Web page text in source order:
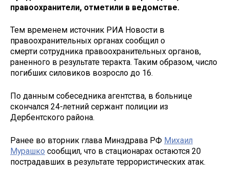
правоохранители, отметили в ведомстве.
Тем временем источник РИА Новости в
правоохранительных органах сообщил о
смерти сотрудника правоохранительных органов,
раненного в результате теракта. Таким образом, число
погибших силовиков возросло до 16.
По данным собеседника агентства, в больнице
скончался 24-летний сержант полиции из
Дербентского района.
Ранее во вторник глава Минздрава РФ Михаил
Мурашко сообщил, что в стационарах остаются 20
пострадавших в результате террористических атак.